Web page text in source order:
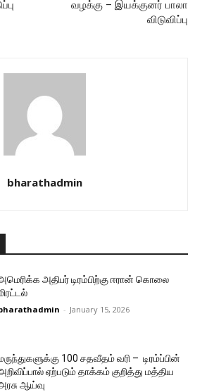
வழக்கு – இயக்குனர் பாலா
விடுவிப்பு
bharathadmin
அதிபர் டிரம்பிற்கு ஈரான் கொலை
- January 15, 2026
100 சதவீதம் வரி – டிரம்ப்பின்
ஏற்படும் தாக்கம் குறித்து மத்திய
ஆய்வு